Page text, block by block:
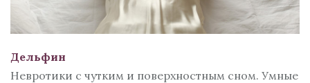
Дельфин
Невротики с чутким и поверхностным сном. Умные